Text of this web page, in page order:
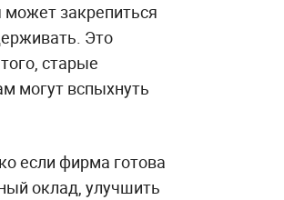
может закрепиться
Это
старые
могут вспыхнуть
если фирма готова
оклад, улучшить